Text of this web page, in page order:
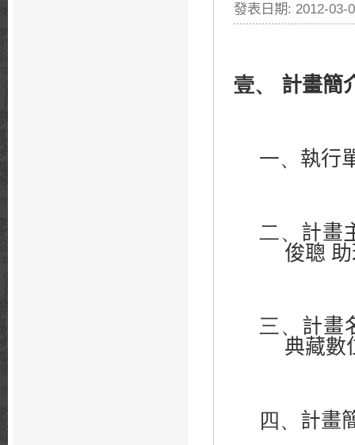
發表日期: 2012-03-
壹、 計畫簡
一、 執行
二、 計畫
俊聰
三、 計畫
典藏數
四、 計畫